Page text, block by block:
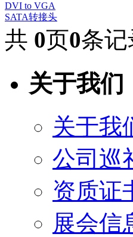
DVI to VGA
SATA转接头
共 0页0条记
关于我们
关于我
公司巡
资质证
展会信